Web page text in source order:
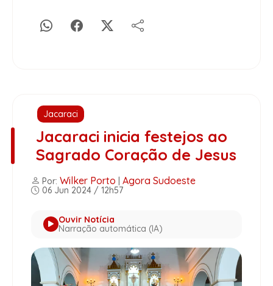
Jacaraci
Jacaraci inicia festejos ao
Sagrado Coração de Jesus
Por: Wilker Porto Agora Sudoeste
06 Jun 2024 / 12h57
Ouvir Notícia
Narração automática (IA)